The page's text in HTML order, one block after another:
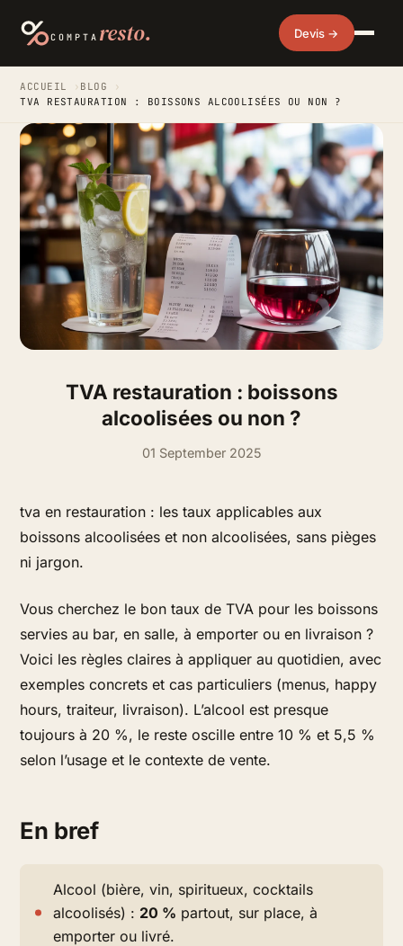
COMPTA resto. Devis →
ACCUEIL › BLOG
›
TVA RESTAURATION : BOISSONS ALCOOLISÉES OU NON ?
TVA restauration : boissons
alcoolisées ou non ?
01 September 2025
tva en restauration : les taux applicables aux
boissons alcoolisées et non alcoolisées, sans pièges
ni jargon.
Vous cherchez le bon taux de TVA pour les boissons
servies au bar, en salle, à emporter ou en livraison ?
Voici les règles claires à appliquer au quotidien, avec
exemples concrets et cas particuliers (menus, happy
hours, traiteur, livraison). L’alcool est presque
toujours à 20 %, le reste oscille entre 10 % et 5,5 %
selon l’usage et le contexte de vente.
En bref
Alcool (bière, vin, spiritueux, cocktails
alcoolisés) : 20 % partout, sur place, à
emporter ou livré.